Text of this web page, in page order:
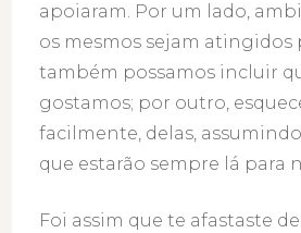
apoiaram. Por um lado,
os mesmos sejam atingidos
também possamos incluir
gostamos; por outro,
facilmente, delas,
que estarão sempre lá para
Foi assim que te afastaste